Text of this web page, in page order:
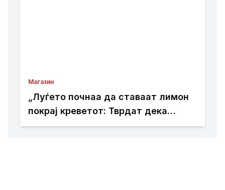
Магазин
„Луѓето почнаа да ставаат лимон
покрај креветот: Тврдат дека
решава еден голем проблем“